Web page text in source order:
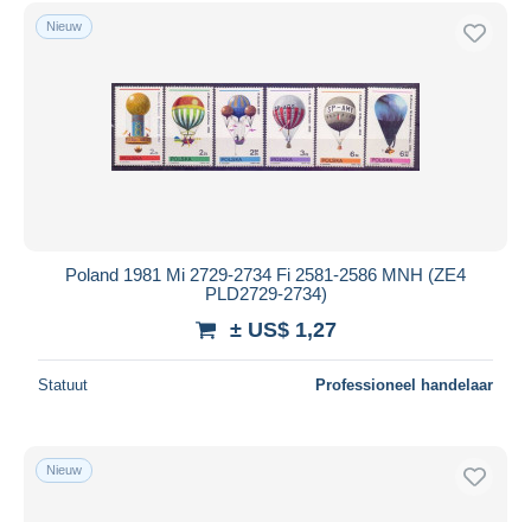
Gratis levering
PayPal
Bankoverschrijving
Visa
Woonplaats van de verkoper
Nieuw
Poland 1981 Mi 2729-2734 Fi 2581-2586 MNH (ZE4
PLD2729-2734)
± US$ 1,27
Statuut Professioneel handelaar
Nieuw